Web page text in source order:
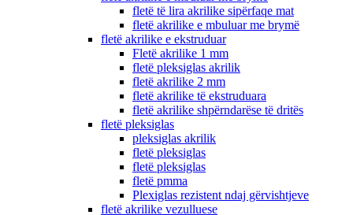
fletë të lira akrilike sipërfaqe mat
fletë akrilike e mbuluar me brymë
fletë akrilike e ekstruduar
Fletë akrilike 1 mm
fletë pleksiglas akrilik
fletë akrilike 2 mm
fletë akrilike të ekstruduara
fletë akrilike shpërndarëse të dritës
fletë pleksiglas
pleksiglas akrilik
fletë pleksiglas
fletë pleksiglas
fletë pmma
Plexiglas rezistent ndaj gërvishtjeve
fletë akrilike vezulluese